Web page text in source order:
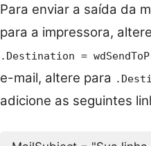
Para enviar a saída da
para a impressora,
.Destination =
e-mail, altere para
adicione as seguintes